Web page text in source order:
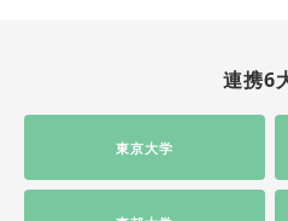
連携6
東京大学